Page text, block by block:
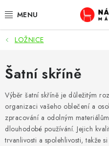
na
OBÝVACÍ POKOJ
KUCHYŇ A JÍDELNA
LOŽNICE
DĚTSKÝ POKOJ
KANCELÁŘ / PRACOVNA
LOŽNICE
Šatní skříně
Výběr šatní skříně je důležitým
organizaci vašeho oblečení a
zpracování a odolným
dlouhodobé používání. Jejich
trvanlivosti a spolehlivosti, takže